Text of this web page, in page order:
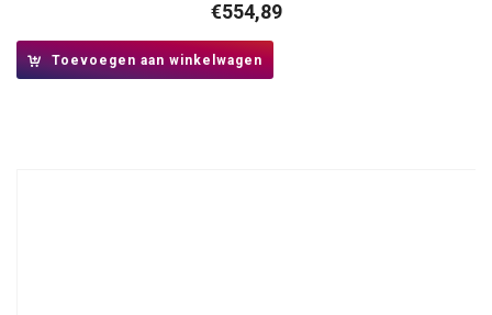
€554,89
Toevoegen aan winkelwagen